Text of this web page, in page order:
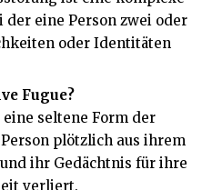
der eine Person zwei oder
oder Identitäten
Fugue?
seltene Form der
plötzlich aus ihrem
ihr Gedächtnis für ihre
verliert.